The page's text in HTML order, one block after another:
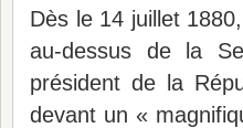
Dès le 14 juillet
au-dessus de la
président de la
devant un «